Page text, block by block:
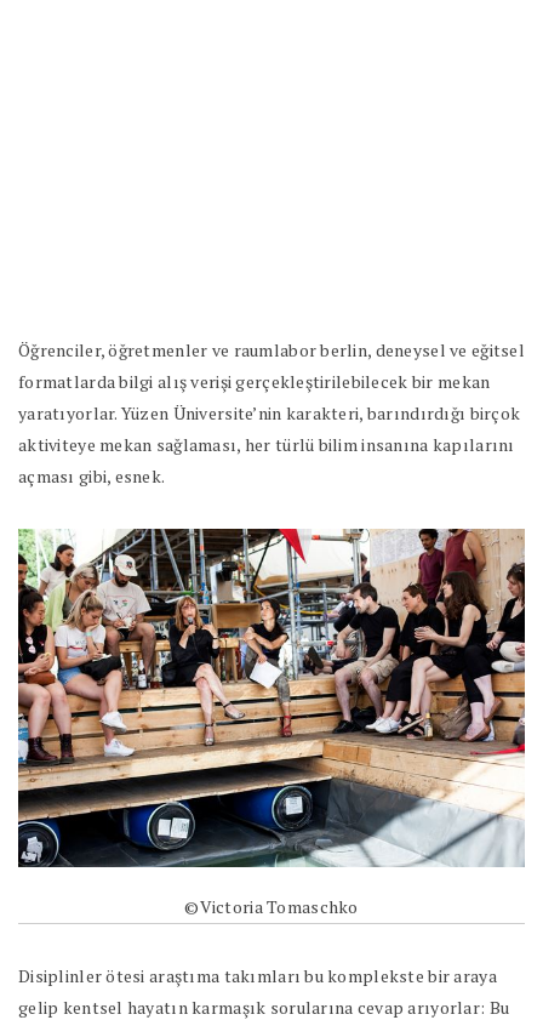
Öğrenciler, öğretmenler ve raumlabor berlin, deneysel ve eğitsel
formatlarda bilgi alış verişi gerçekleştirilebilecek bir mekan
yaratıyorlar. Yüzen Üniversite’nin karakteri, barındırdığı birçok
aktiviteye mekan sağlaması, her türlü bilim insanına kapılarını
açması gibi, esnek.
©Victoria Tomaschko
Disiplinler ötesi araştıma takımları bu komplekste bir araya
gelip kentsel hayatın karmaşık sorularına cevap arıyorlar: Bu